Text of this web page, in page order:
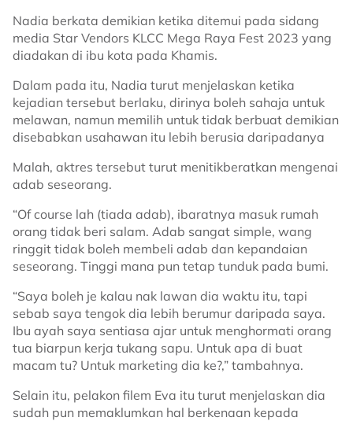
Nadia berkata demikian ketika ditemui pada sidang
media Star Vendors KLCC Mega Raya Fest 2023 yang
diadakan di ibu kota pada Khamis.
Dalam pada itu, Nadia turut menjelaskan ketika
kejadian tersebut berlaku, dirinya boleh sahaja untuk
melawan, namun memilih untuk tidak berbuat demikian
disebabkan usahawan itu lebih berusia daripadanya
Malah, aktres tersebut turut menitikberatkan mengenai
adab seseorang.
“Of course lah (tiada adab), ibaratnya masuk rumah
orang tidak beri salam. Adab sangat simple, wang
ringgit tidak boleh membeli adab dan kepandaian
seseorang. Tinggi mana pun tetap tunduk pada bumi.
“Saya boleh je kalau nak lawan dia waktu itu, tapi
sebab saya tengok dia lebih berumur daripada saya.
Ibu ayah saya sentiasa ajar untuk menghormati orang
tua biarpun kerja tukang sapu. Untuk apa di buat
macam tu? Untuk marketing dia ke?,” tambahnya.
Selain itu, pelakon filem Eva itu turut menjelaskan dia
sudah pun memaklumkan hal berkenaan kepada